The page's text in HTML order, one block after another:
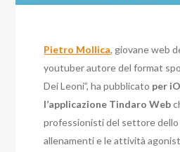
Pietro Mollica, giovane web
youtuber autore del format
Dei Leoni”, ha pubblicato per
l’applicazione Tindaro Web
professionisti del settore
allenamenti e le attività